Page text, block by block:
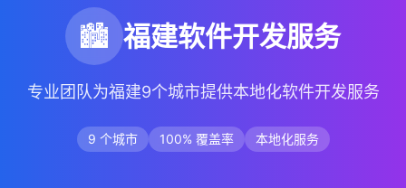
🏙️ 福建软件开发服务
专业团队为福建9个城市提供本地化软件开发服务
9 个城市 100% 覆盖率 本地化服务